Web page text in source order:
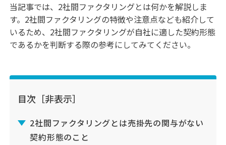
当記事では、2社間ファクタリングとは何かを解説しま
す。2社間ファクタリングの特徴や注意点なども紹介して
いるため、2社間ファクタリングが自社に適した契約形態
であるかを判断する際の参考にしてみてください。
目次 ［非表示］
2社間ファクタリングとは売掛先の関与がない
契約形態のこと